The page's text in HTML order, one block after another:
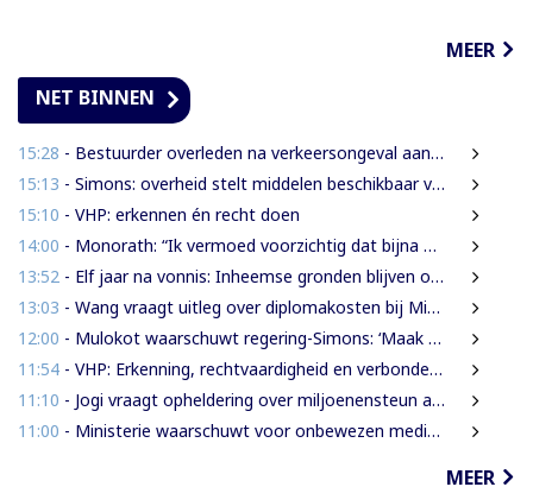
MEER
NET BINNEN
15:28 - Bestuurder overleden na verkeersongeval aan Commissaris Weythingweg
15:13 - Simons: overheid stelt middelen beschikbaar voor onderzoek na Heritage Month 2026
15:10 - VHP: erkennen én recht doen
14:00 - Monorath: “Ik vermoed voorzichtig dat bijna 30% personen in gevangenissen oplichters zijn”
13:52 - Elf jaar na vonnis: Inheemse gronden blijven onbeschermd in Suriname
13:03 - Wang vraagt uitleg over diplomakosten bij Miranda Lyceum
12:00 - Mulokot waarschuwt regering-Simons: ‘Maak van 5-kilometerwet geen uitstel van echte grondenrechten’
11:54 - VHP: Erkenning, rechtvaardigheid en verbondenheid op 9 augustus
11:10 - Jogi vraagt opheldering over miljoenensteun aan SLM en behaalde resultaten
11:00 - Ministerie waarschuwt voor onbewezen medische claims via sociale media
MEER